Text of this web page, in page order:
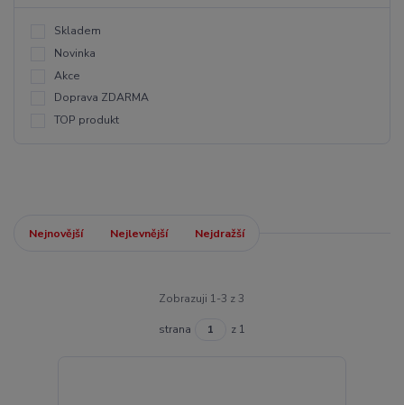
Skladem
Novinka
Akce
Doprava ZDARMA
TOP produkt
Nejnovější Nejlevnější Nejdražší
Zobrazuji 1-3 z 3
strana z 1